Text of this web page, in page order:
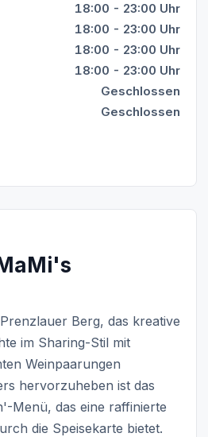
Berg, das kreative
im Sharing-Stil mit
Weinpaarungen
hervorzuheben ist das
Menü, das eine raffinierte
die Speisekarte bietet.
18:00 - 23:00 Uhr
18:00 - 23:00 Uhr
18:00 - 23:00 Uhr
18:00 - 23:00 Uhr
Geschlossen
Geschlossen